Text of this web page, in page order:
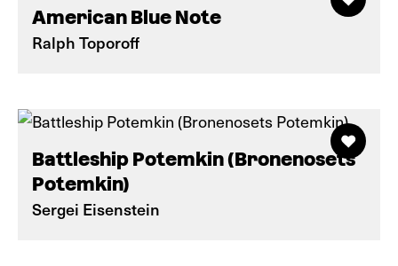
American Blue Note
Ralph Toporoff
Battleship Potemkin (Bronenosets
Potemkin)
Sergei Eisenstein